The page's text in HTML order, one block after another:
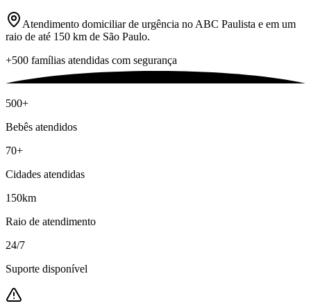
Atendimento domiciliar de urgência no ABC Paulista e em um
raio de até 150 km de São Paulo.
+500 famílias atendidas com segurança
500+
Bebês atendidos
70+
Cidades atendidas
150km
Raio de atendimento
24/7
Suporte disponível